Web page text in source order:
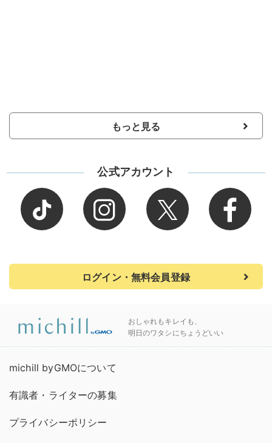
もっと見る
公式アカウント
ログイン・無料会員登録
おしゃれもキレイも、
明日のワタシにちょうどいい
michill byGMOについて
有識者・ライターの募集
プライバシーポリシー